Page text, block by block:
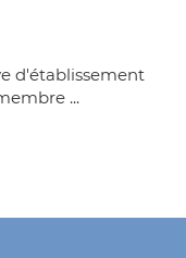
d'établissement
...